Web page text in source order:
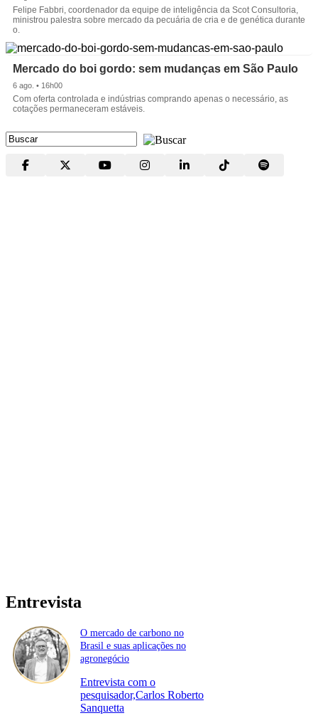
Felipe Fabbri, coordenador da equipe de inteligência da Scot Consultoria,
ministrou palestra sobre mercado da pecuária de cria e de genética durante
o.
Mercado do boi gordo: sem mudanças em São Paulo
6 ago. • 16h00
Com oferta controlada e indústrias comprando apenas o necessário, as
cotações permaneceram estáveis.
Entrevista
O mercado de carbono no
Brasil e suas aplicações no
agronegócio
Entrevista com o
pesquisador,Carlos Roberto
Sanquetta